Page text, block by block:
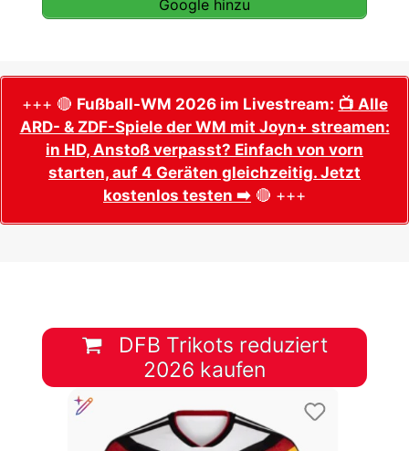
Google hinzu
+++ 🔴 Fußball-WM 2026 im Livestream: 📺 Alle
ARD- & ZDF-Spiele der WM mit Joyn+ streamen:
in HD, Anstoß verpasst? Einfach von vorn
starten, auf 4 Geräten gleichzeitig. Jetzt
kostenlos testen ➡️ 🔴 +++
DFB Trikots reduziert
2026 kaufen